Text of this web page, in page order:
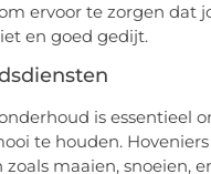
ervoor te zorgen dat
en goed gedijt.
is essentieel
te houden.
maaien, snoeien,